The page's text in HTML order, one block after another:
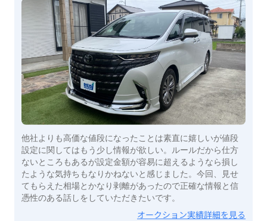
他社よりも高価な値段になったことは素直に嬉しいが値段
設定に関してはもう少し情報が欲しい。ルールだから仕方
ないところもあるが設定金額が容易に超えるようなら損し
たような気持ちもなりかねないと感じました。今回、見せ
てもらえた相場とかなり剥離があったので正確な情報と信
憑性のある話しをしていただきたいです。
オークション実績詳細を見る